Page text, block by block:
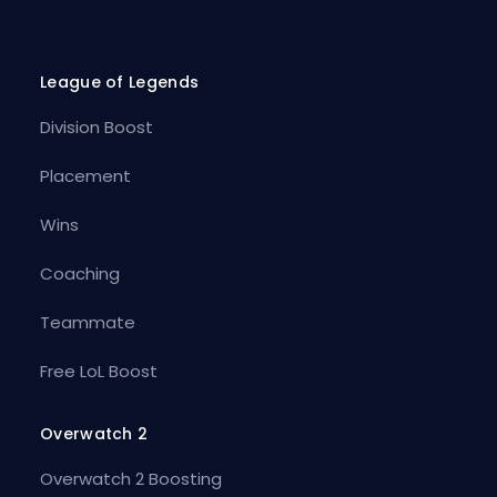
League of Legends
Division Boost
Placement
Wins
Coaching
Teammate
Free LoL Boost
Overwatch 2
Overwatch 2 Boosting